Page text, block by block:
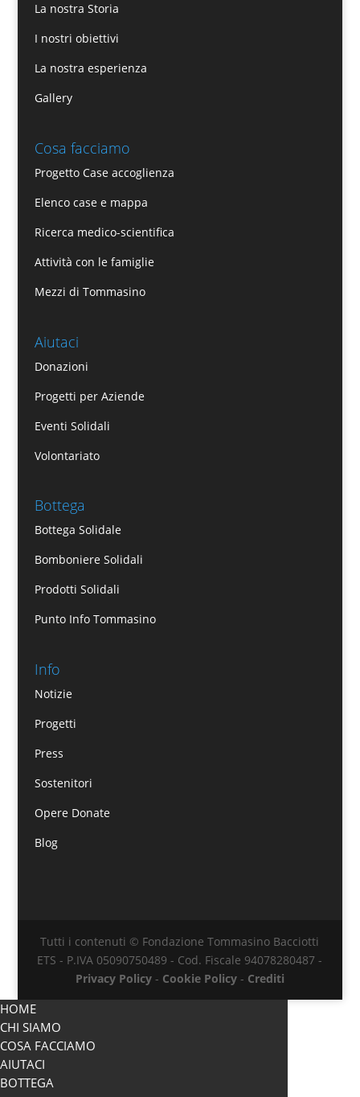
La nostra Storia
I nostri obiettivi
La nostra esperienza
Gallery
Cosa facciamo
Progetto Case accoglienza
Elenco case e mappa
Ricerca medico-scientifica
Attività con le famiglie
Mezzi di Tommasino
Aiutaci
Donazioni
Progetti per Aziende
Eventi Solidali
Volontariato
Bottega
Bottega Solidale
Bomboniere Solidali
Prodotti Solidali
Punto Info Tommasino
Info
Notizie
Progetti
Press
Sostenitori
Opere Donate
Blog
Tutti i contenuti © Fondazione Tommasino Bacciotti
ETS - P.IVA 05090750489 - Cod. Fiscale 94078280487 -
Privacy Policy- Cookie Policy- Crediti
HOME
CHI SIAMO
COSA FACCIAMO
AIUTACI
BOTTEGA